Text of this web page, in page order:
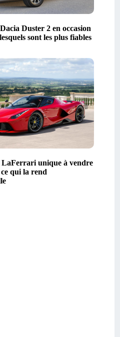
Duster 2 en occasion
sont les plus fiables
unique à vendre
qui la rend